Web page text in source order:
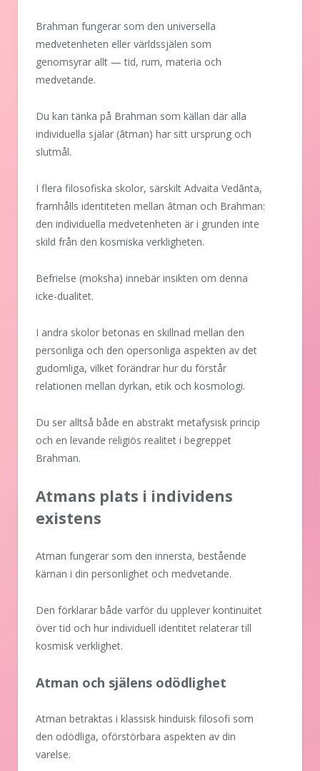
Brahman fungerar som den universella
medvetenheten eller världssjälen som
genomsyrar allt — tid, rum, materia och
medvetande.
Du kan tänka på Brahman som källan där alla
individuella själar (ātman) har sitt ursprung och
slutmål.
I flera filosofiska skolor, särskilt Advaita Vedānta,
framhålls identiteten mellan ātman och Brahman:
den individuella medvetenheten är i grunden inte
skild från den kosmiska verkligheten.
Befrielse (moksha) innebär insikten om denna
icke-dualitet.
I andra skolor betonas en skillnad mellan den
personliga och den opersonliga aspekten av det
gudomliga, vilket förändrar hur du förstår
relationen mellan dyrkan, etik och kosmologi.
Du ser alltså både en abstrakt metafysisk princip
och en levande religiös realitet i begreppet
Brahman.
Atmans plats i individens
existens
Atman fungerar som den innersta, bestående
kärnan i din personlighet och medvetande.
Den förklarar både varför du upplever kontinuitet
över tid och hur individuell identitet relaterar till
kosmisk verklighet.
Atman och själens odödlighet
Atman betraktas i klassisk hinduisk filosofi som
den odödliga, oförstörbara aspekten av din
varelse.